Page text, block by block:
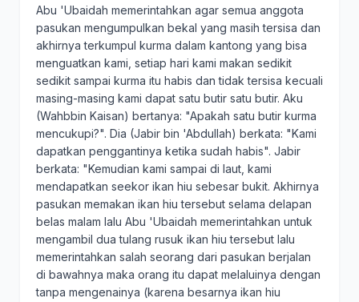
Abu 'Ubaidah memerintahkan agar semua anggota
pasukan mengumpulkan bekal yang masih tersisa dan
akhirnya terkumpul kurma dalam kantong yang bisa
menguatkan kami, setiap hari kami makan sedikit
sedikit sampai kurma itu habis dan tidak tersisa kecuali
masing-masing kami dapat satu butir satu butir. Aku
(Wahbbin Kaisan) bertanya: "Apakah satu butir kurma
mencukupi?". Dia (Jabir bin 'Abdullah) berkata: "Kami
dapatkan penggantinya ketika sudah habis". Jabir
berkata: "Kemudian kami sampai di laut, kami
mendapatkan seekor ikan hiu sebesar bukit. Akhirnya
pasukan memakan ikan hiu tersebut selama delapan
belas malam lalu Abu 'Ubaidah memerintahkan untuk
mengambil dua tulang rusuk ikan hiu tersebut lalu
memerintahkan salah seorang dari pasukan berjalan
di bawahnya maka orang itu dapat melaluinya dengan
tanpa mengenainya (karena besarnya ikan hiu